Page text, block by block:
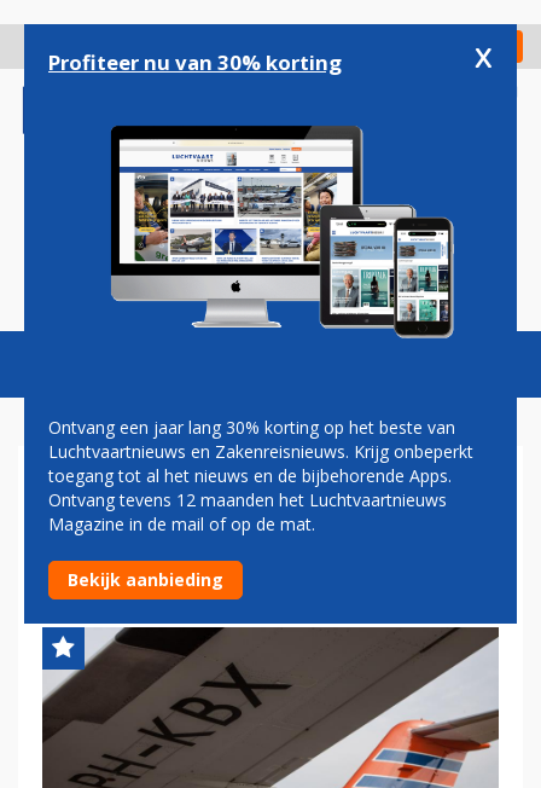
gaan
Check in
Magazine Podcasts Vacatures
PH-KBX VERTREKT
DONDERDAG DEFINITIEF UIT
NEDERLAND
Profiteer nu van 30% korting x
Ontvang een jaar lang 30% korting op het beste van
Luchtvaartnieuws en Zakenreisnieuws. Krijg onbeperkt
toegang tot al het nieuws en de bijbehorende Apps.
Ontvang tevens 12 maanden het Luchtvaartnieuws
Magazine in de mail of op de mat.
Bekijk aanbieding